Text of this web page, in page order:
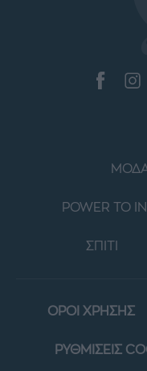
POWER TO
ΣΠΙΤΙ
ΟΡΟΙ ΧΡΗΣΗΣ
ΡΥΘΜΙΣΕΙΣ